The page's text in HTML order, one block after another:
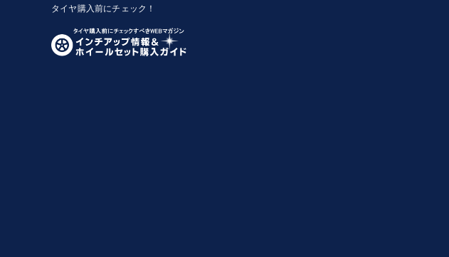
タイヤ購入前にチェック！